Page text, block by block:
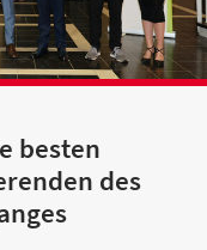
besten
des